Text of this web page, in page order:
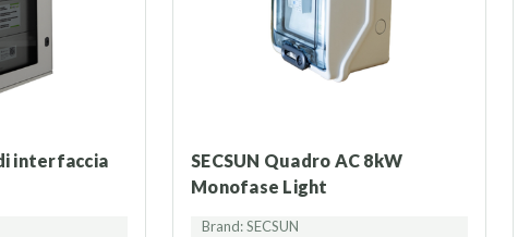
SECSUN Quadro AC 8kW
Monofase Light
Brand: SECSUN